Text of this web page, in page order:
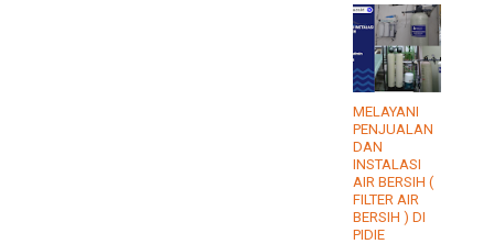
MELAYANI
PENJUALAN
DAN
INSTALASI
AIR BERSIH (
FILTER AIR
BERSIH ) DI
PIDIE